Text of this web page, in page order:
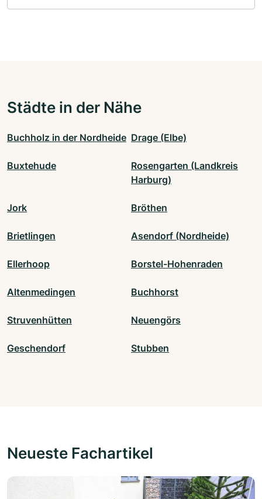
Städte in der Nähe
Buchholz in der Nordheide Drage (Elbe)
Buxtehude
Rosengarten (Landkreis
Harburg)
Jork Bröthen
Brietlingen Asendorf (Nordheide)
Ellerhoop Borstel-Hohenraden
Altenmedingen Buchhorst
Struvenhütten Neuengörs
Geschendorf Stubben
Neueste Fachartikel